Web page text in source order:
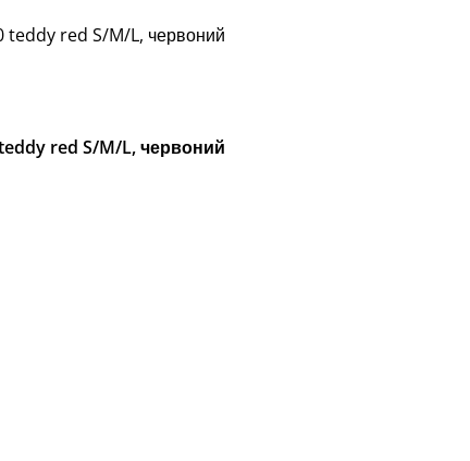
teddy red S/M/L, червоний
red S/M/L, червоний